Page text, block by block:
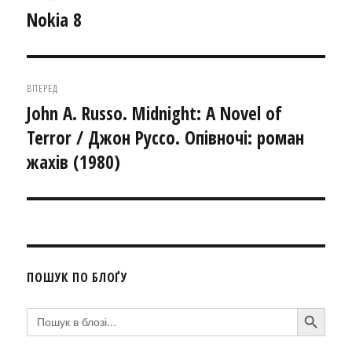
записів
Попередній
Nokia 8
ВПЕРЕД
Наступний
запис:
John A. Russo. Midnight: A Novel of
Terror / Джон Руссо. Опівночі: роман
жахів (1980)
ПОШУК ПО БЛОҐУ
Search
for:
SEARCH BUTTON